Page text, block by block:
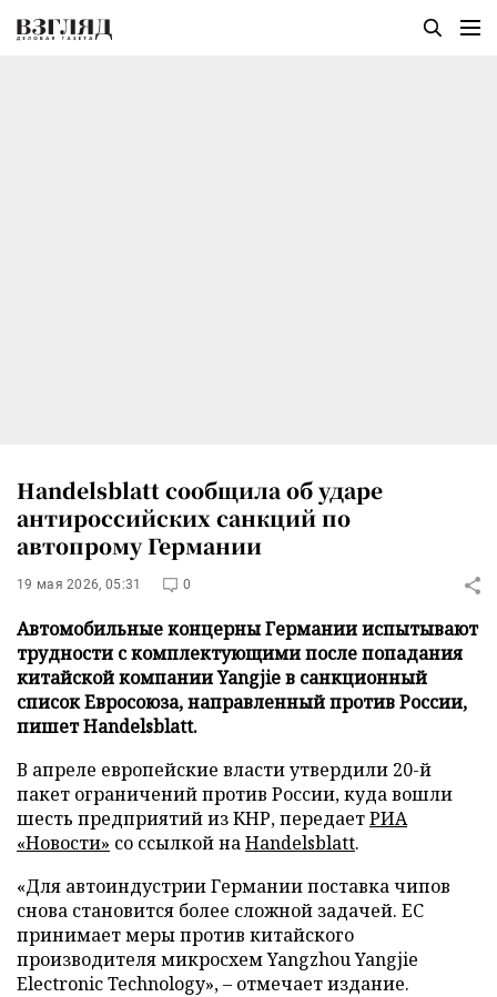
Handelsblatt сообщила об ударе
антироссийских санкций по
автопрому Германии
19 мая 2026, 05:31 0
Автомобильные концерны Германии испытывают
трудности с комплектующими после попадания
китайской компании Yangjie в санкционный
список Евросоюза, направленный против России,
пишет Handelsblatt.
В апреле европейские власти утвердили 20-й
пакет ограничений против России, куда вошли
шесть предприятий из КНР, передаетРИА
«Новости» со ссылкой наHandelsblatt.
«Для автоиндустрии Германии поставка чипов
снова становится более сложной задачей. ЕС
принимает меры против китайского
производителя микросхем Yangzhou Yangjie
Electronic Technology», – отмечает издание.